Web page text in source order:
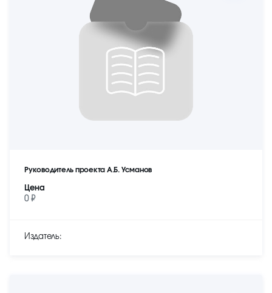
Руководитель проекта А.Б. Усманов
Цена
0 ₽
Издатель: